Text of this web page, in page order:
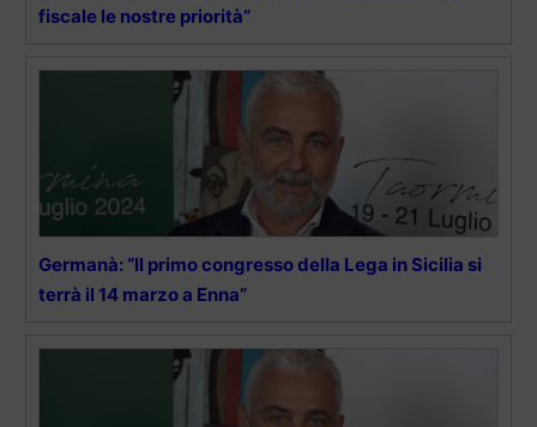
fiscale le nostre priorità”
Germanà: “Il primo congresso della Lega in Sicilia si
terrà il 14 marzo a Enna”